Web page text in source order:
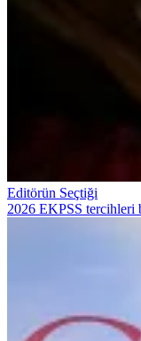
Editörün Seçtiği
2026 EKPSS tercihleri